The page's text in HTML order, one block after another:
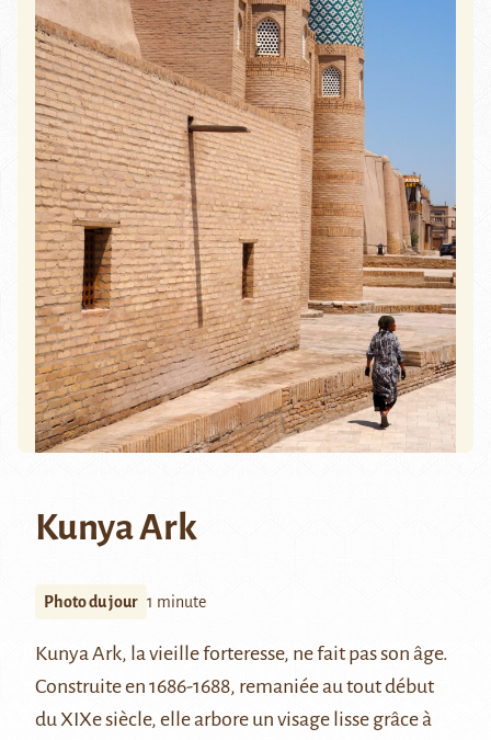
Kunya Ark
Photo du jour 1 minute
Kunya Ark, la vieille forteresse, ne fait pas son âge.
Construite en 1686-1688, remaniée au tout début
du XIXe siècle, elle arbore un visage lisse grâce à